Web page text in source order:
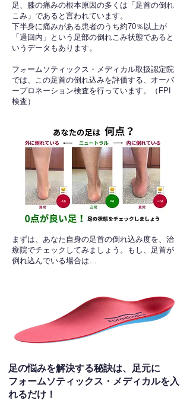
足、膝の痛みの根本原因の多くは「足首の倒れ
こみ」であると言われています。
下半身に痛みがある患者のうち約70％以上が
「過回内」という足部の倒れこみ状態であると
いうデータもあります。
フォームソティックス・メディカル取扱認定院
では、この足首の倒れ込みを評価する、オーバ
ープロネーション検査を行っています。（FPI
検査）​
​まずは、あなた自身の足首の倒れ込み度を、治
療院でチェックしてみましょう。もし、足首が
倒れ込んでいる場合は…
足の悩みを解決する秘訣は、足元に
フォームソティックス・メディカルを入
れるだけ！